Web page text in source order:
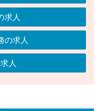
求人
の求人
人